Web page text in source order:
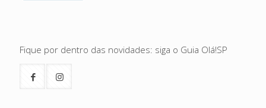
Fique por dentro das novidades: siga o Guia Olá!SP